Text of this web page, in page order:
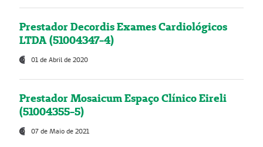
Prestador Decordis Exames Cardiológicos
LTDA (51004347-4)
01 de Abril de 2020
Prestador Mosaicum Espaço Clínico Eireli
(51004355-5)
07 de Maio de 2021